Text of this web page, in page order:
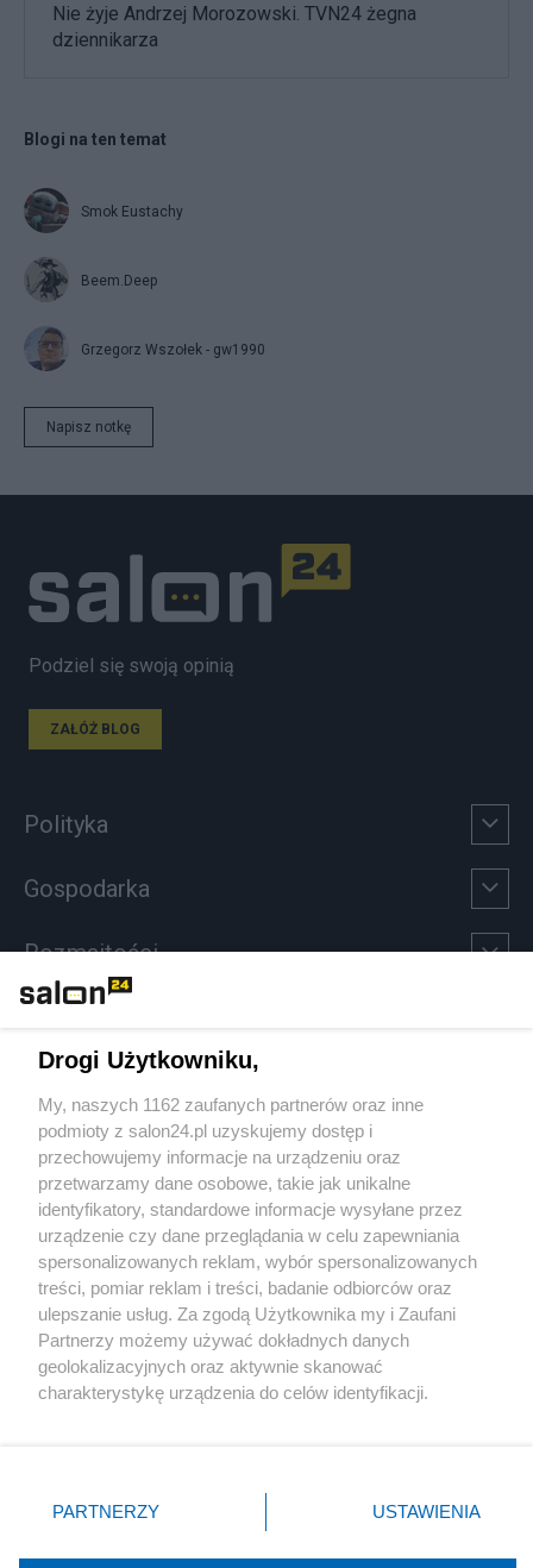
Nie żyje Andrzej Morozowski. TVN24 żegna
dziennikarza
Blogi na ten temat
Smok Eustachy
Beem.Deep
Grzegorz Wszołek - gw1990
Napisz notkę
Podziel się swoją opinią
ZAŁÓŻ BLOG
Polityka
Gospodarka
Rozmaitości
Sport
Społeczeństwo
Kultura
X Facebook Instagram Youtube
Drogi Użytkowniku,
My, naszych 1162 zaufanych partnerów oraz inne
podmioty z salon24.pl uzyskujemy dostęp i
przechowujemy informacje na urządzeniu oraz
przetwarzamy dane osobowe, takie jak unikalne
identyfikatory, standardowe informacje wysyłane przez
urządzenie czy dane przeglądania w celu zapewniania
spersonalizowanych reklam, wybór spersonalizowanych
treści, pomiar reklam i treści, badanie odbiorców oraz
ulepszanie usług. Za zgodą Użytkownika my i Zaufani
Partnerzy możemy używać dokładnych danych
geolokalizacyjnych oraz aktywnie skanować
charakterystykę urządzenia do celów identyfikacji.
zmienić/wycofać klikając przycisk ustawień prywatności
znajdujący się w lewym dolnym rogu strony
rodzaje przetwarzania danych nie wymagają zgody
PARTNERZY USTAWIENIA